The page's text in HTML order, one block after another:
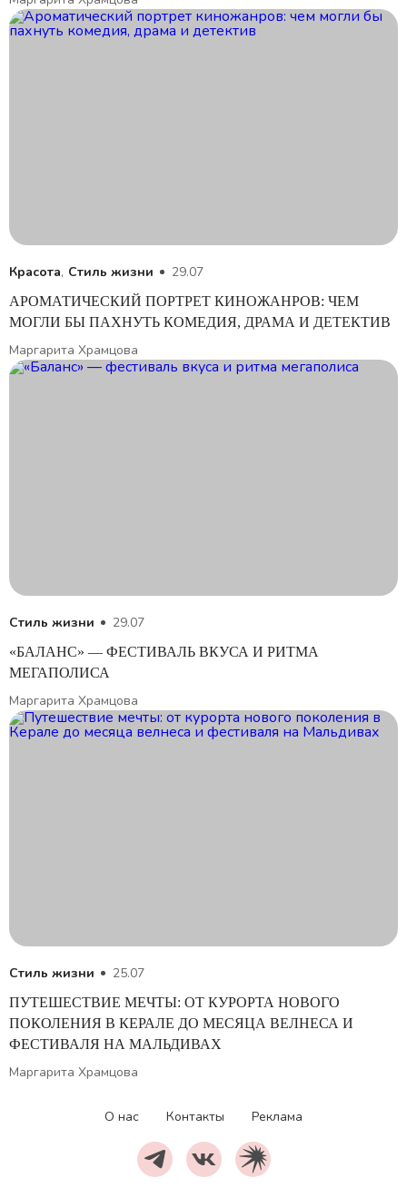
Красота, Стиль жизни 29.07
АРОМАТИЧЕСКИЙ ПОРТРЕТ КИНОЖАНРОВ: ЧЕМ
МОГЛИ БЫ ПАХНУТЬ КОМЕДИЯ, ДРАМА И ДЕТЕКТИВ
Маргарита Храмцова
Стиль жизни 29.07
«БАЛАНС» — ФЕСТИВАЛЬ ВКУСА И РИТМА
МЕГАПОЛИСА
Маргарита Храмцова
Стиль жизни 25.07
ПУТЕШЕСТВИЕ МЕЧТЫ: ОТ КУРОРТА НОВОГО
ПОКОЛЕНИЯ В КЕРАЛЕ ДО МЕСЯЦА ВЕЛНЕСА И
ФЕСТИВАЛЯ НА МАЛЬДИВАХ
Маргарита Храмцова
О нас Контакты Реклама